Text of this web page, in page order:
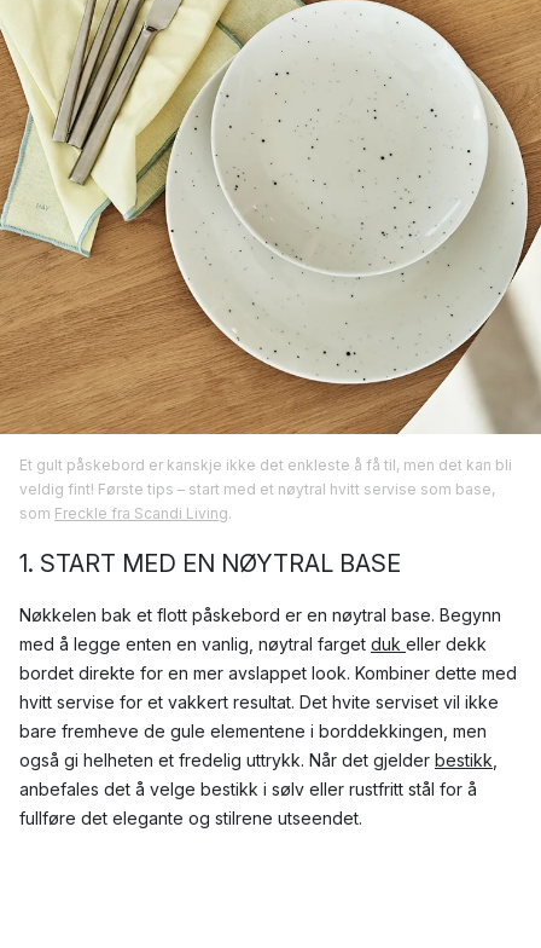
Et gult påskebord er kanskje ikke det enkleste å få til, men det kan bli
veldig fint! Første tips – start med et nøytral hvitt servise som base,
som Freckle fra Scandi Living.
1. START MED EN NØYTRAL BASE
Nøkkelen bak et flott påskebord er en nøytral base. Begynn
med å legge enten en vanlig, nøytral farget duk eller dekk
bordet direkte for en mer avslappet look. Kombiner dette med
hvitt servise for et vakkert resultat. Det hvite serviset vil ikke
bare fremheve de gule elementene i borddekkingen, men
også gi helheten et fredelig uttrykk. Når det gjelder bestikk
anbefales det å velge bestikk i sølv eller rustfritt stål for å
fullføre det elegante og stilrene utseendet.